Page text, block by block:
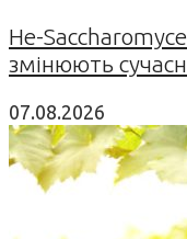
Не-
змінюють
07.08.2026